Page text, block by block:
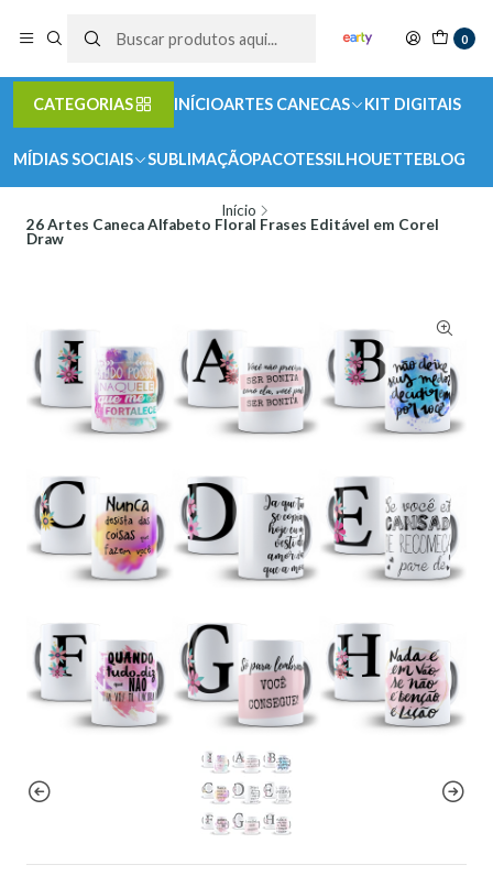
0
CATEGORIAS INÍCIOARTES CANECAS KIT DIGITAIS
MÍDIAS SOCIAIS SUBLIMAÇÃOPACOTESSILHOUETTEBLOG
Início
26 Artes Caneca Alfabeto Floral Frases Editável em Corel
Draw